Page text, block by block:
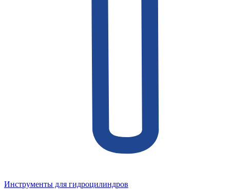
Инструменты для гидроцилиндров